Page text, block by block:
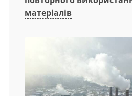
матеріалів